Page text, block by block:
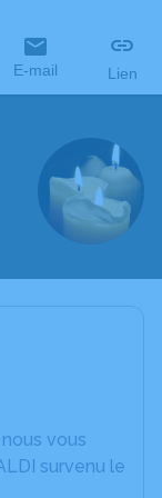
E-mail Lien
vous
survenu le